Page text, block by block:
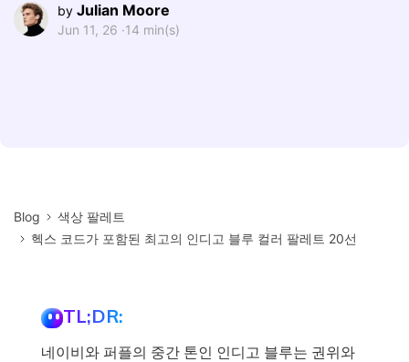
by Julian Moore
Jun 11, 26 ·14 min(s)
Blog
색상 팔레트
헥스 코드가 포함된 최고의 인디고 블루 컬러 팔레트 20선
TL;DR:
네이비와 퍼플의 중간 톤인 인디고 블루는 권위와